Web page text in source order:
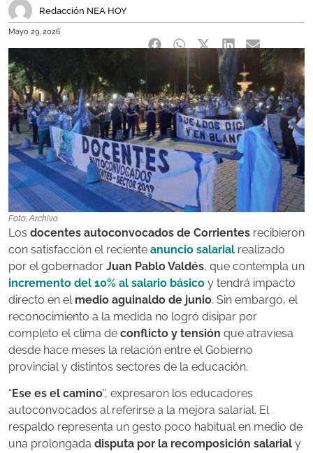
Redacción NEA HOY
Mayo 29, 2026
Foto: Archivo
Los docentes autoconvocados de Corrientes recibieron
con satisfacción el reciente anuncio salarial realizado
por el gobernador Juan Pablo Valdés, que contempla un
incremento del 10% al salario básico y tendrá impacto
directo en el medio aguinaldo de junio. Sin embargo, el
reconocimiento a la medida no logró disipar por
completo el clima de conflicto y tensión que atraviesa
desde hace meses la relación entre el Gobierno
provincial y distintos sectores de la educación.
“Ese es el camino”, expresaron los educadores
autoconvocados al referirse a la mejora salarial. El
respaldo representa un gesto poco habitual en medio de
una prolongada disputa por la recomposición salarial y